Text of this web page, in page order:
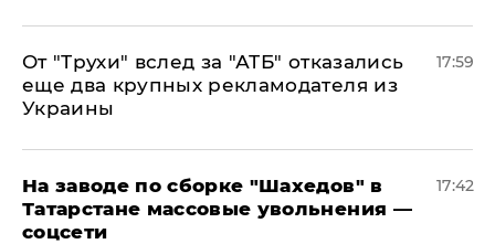
От "Трухи" вслед за "АТБ" отказались
еще два крупных рекламодателя из
Украины
17:59
На заводе по сборке "Шахедов" в
Татарстане массовые увольнения —
соцсети
17:42